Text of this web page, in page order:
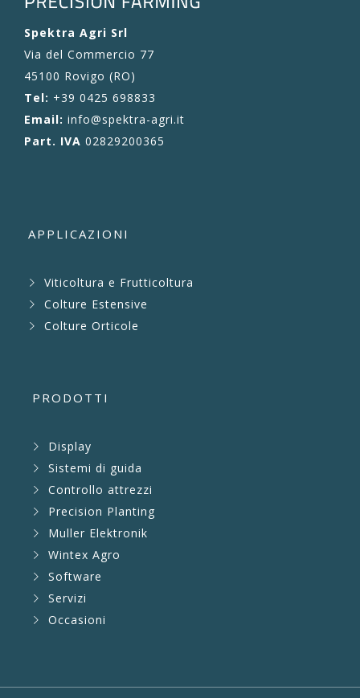
Spektra Agri Srl
Via del Commercio 77
45100 Rovigo (RO)
Tel: +39 0425 698833
Email: info@spektra-agri.it
Part. IVA 02829200365
APPLICAZIONI
Viticoltura e Frutticoltura
Colture Estensive
Colture Orticole
PRODOTTI
Display
Sistemi di guida
Controllo attrezzi
Precision Planting
Muller Elektronik
Wintex Agro
Software
Servizi
Occasioni